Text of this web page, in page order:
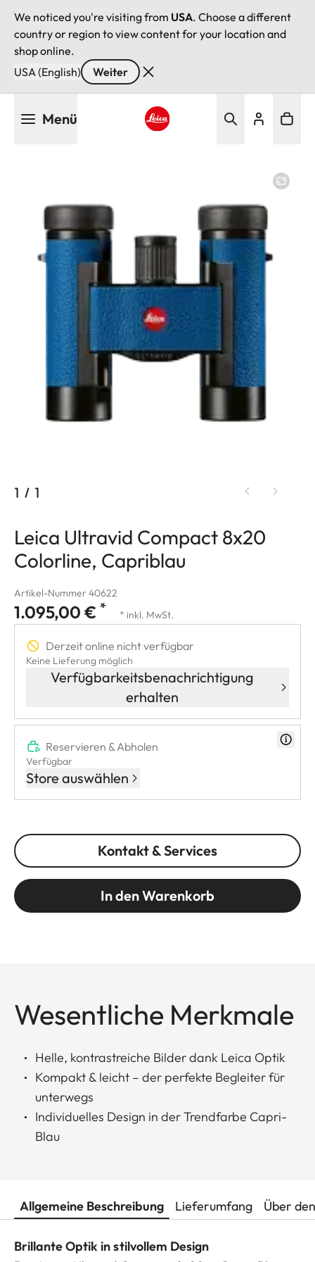
We noticed you're visiting from USA. Choose a different
country or region to view content for your location and
shop online.
USA (English)
Weiter
Menü
1 / 1
Leica Ultravid Compact 8x20
Colorline, Capriblau
Artikel-Nummer 40622
1.095,00 € * * inkl. MwSt.
Derzeit online nicht verfügbar
Keine Lieferung möglich
Verfügbarkeitsbenachrichtigung
erhalten
Reservieren & Abholen
Verfügbar
Store auswählen
Kontakt & Services
In den Warenkorb
Wesentliche Merkmale
Helle, kontrastreiche Bilder dank Leica Optik
Kompakt & leicht – der perfekte Begleiter für
unterwegs
Individuelles Design in der Trendfarbe Capri-
Blau
Allgemeine Beschreibung Lieferumfang Über
Brillante Optik in stilvollem Design